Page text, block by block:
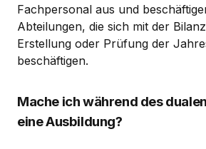
Fachpersonal aus und
Abteilungen, die sich mit der
Erstellung oder Prüfung der
beschäftigen.
Mache ich während des
eine Ausbildung?